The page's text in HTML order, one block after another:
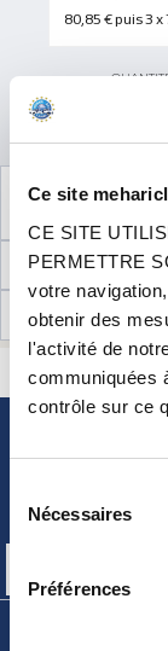
Ce site
CE SITE
PERMETTRE
votre
obtenir des
l'activité de
communiquées
contrôle sur ce
consentement
Nécessaires
Préférences
80,85 €puis 3 x
VOIR LES2PRODUITS
INFORMATIONS
AVIS CLIENTS (5)
UNE